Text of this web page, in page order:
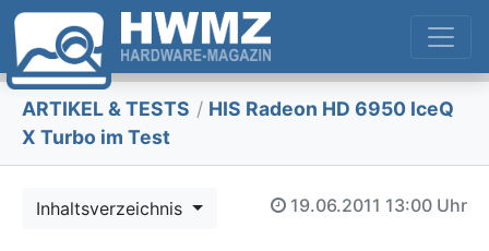
ARTIKEL & TESTS / HIS Radeon HD 6950 IceQ
X Turbo im Test
Inhaltsverzeichnis 19.06.2011 13:00 Uhr